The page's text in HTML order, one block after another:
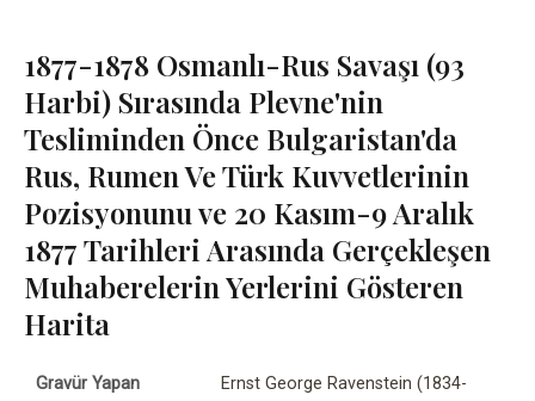
1877-1878 Osmanlı-Rus Savaşı (93
Harbi) Sırasında Plevne'nin
Tesliminden Önce Bulgaristan'da
Rus, Rumen Ve Türk Kuvvetlerinin
Pozisyonunu ve 20 Kasım-9 Aralık
1877 Tarihleri Arasında Gerçekleşen
Muhaberelerin Yerlerini Gösteren
Harita
Gravür Yapan
Ernst George Ravenstein (1834-